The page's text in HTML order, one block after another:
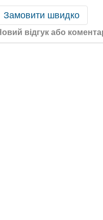
Замовити швидко
відгук або